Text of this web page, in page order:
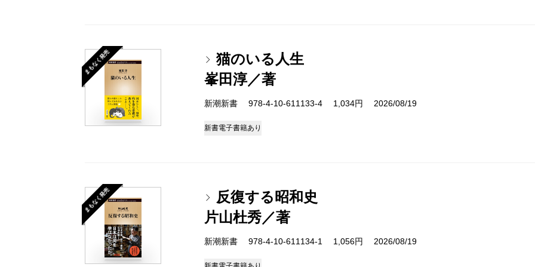
まもなく発売
猫のいる人生
峯田淳／著
新潮新書 978-4-10-611133-4 1,034円 2026/08/19
新書電子書籍あり
まもなく発売
反復する昭和史
片山杜秀／著
新潮新書 978-4-10-611134-1 1,056円 2026/08/19